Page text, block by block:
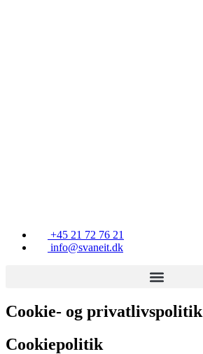
+45 21 72 76 21
info@svaneit.dk
Cookie- og privatlivspolitik
Cookiepolitik